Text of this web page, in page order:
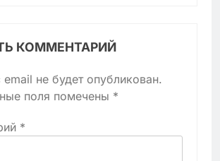
КОММЕНТАРИЙ
не будет опубликован.
поля помечены *
*